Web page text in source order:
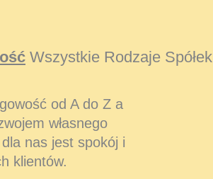
Wszystkie Rodzaje Spółek
od A do Z a
własnego
nas jest spokój i
klientów.